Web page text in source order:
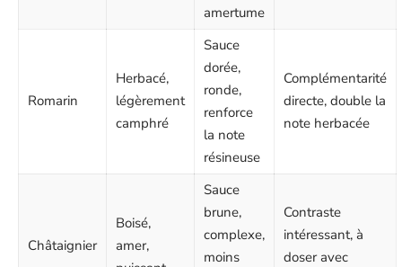
amertume
Romarin
Herbacé,
légèrement
camphré
Sauce
dorée,
ronde,
renforce
la note
résineuse
Complémentarité
directe, double la
note herbacée
Châtaignier
Boisé,
amer,
Sauce
brune,
complexe,
moins
Contraste
intéressant, à
doser avec